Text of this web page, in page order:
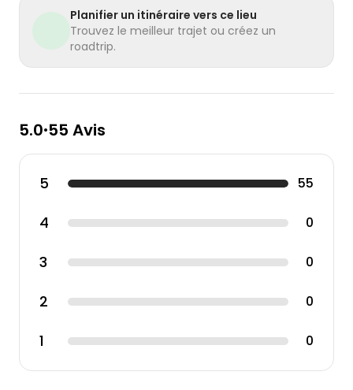
Planifier un itinéraire vers ce lieu
Trouvez le meilleur trajet ou créez un
roadtrip.
5.0•55 Avis
5 55
4 0
3 0
2 0
1 0